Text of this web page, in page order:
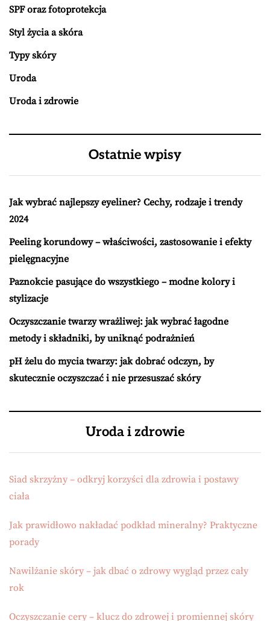
SPF oraz fotoprotekcja
Styl życia a skóra
Typy skóry
Uroda
Uroda i zdrowie
Ostatnie wpisy
Jak wybrać najlepszy eyeliner? Cechy, rodzaje i trendy
2024
Peeling korundowy – właściwości, zastosowanie i efekty
pielęgnacyjne
Paznokcie pasujące do wszystkiego – modne kolory i
stylizacje
Oczyszczanie twarzy wrażliwej: jak wybrać łagodne
metody i składniki, by uniknąć podrażnień
pH żelu do mycia twarzy: jak dobrać odczyn, by
skutecznie oczyszczać i nie przesuszać skóry
Uroda i zdrowie
Siad skrzyżny – odkryj korzyści dla zdrowia i postawy
ciała
Jak prawidłowo nakładać podkład mineralny? Praktyczne
porady
Nawilżanie skóry – jak dbać o zdrowy wygląd przez cały
rok
Oczyszczanie cery – klucz do zdrowej i promiennej skóry